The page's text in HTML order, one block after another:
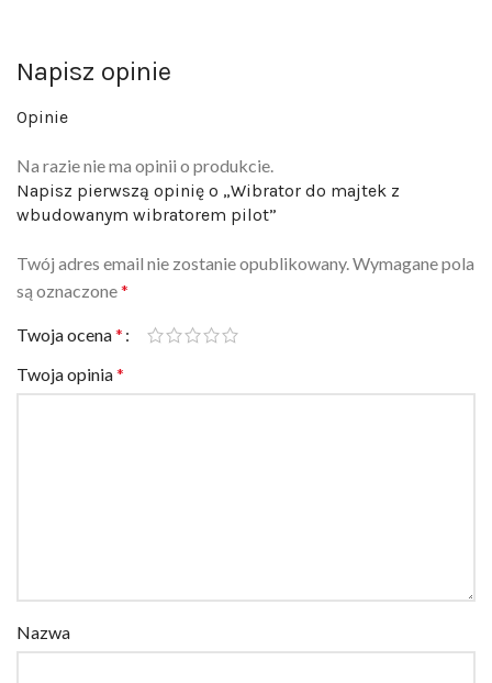
Napisz opinie
Opinie
Na razie nie ma opinii o produkcie.
Napisz pierwszą opinię o „Wibrator do majtek z
wbudowanym wibratorem pilot”
Twój adres email nie zostanie opublikowany. Wymagane pola
są oznaczone*
Twoja ocena *
Twoja opinia *
Nazwa